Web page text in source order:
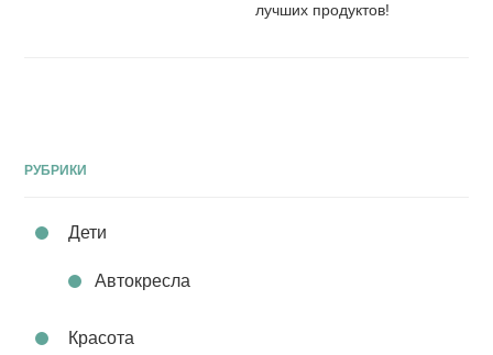
лучших продуктов!
РУБРИКИ
Дети
Автокресла
Красота